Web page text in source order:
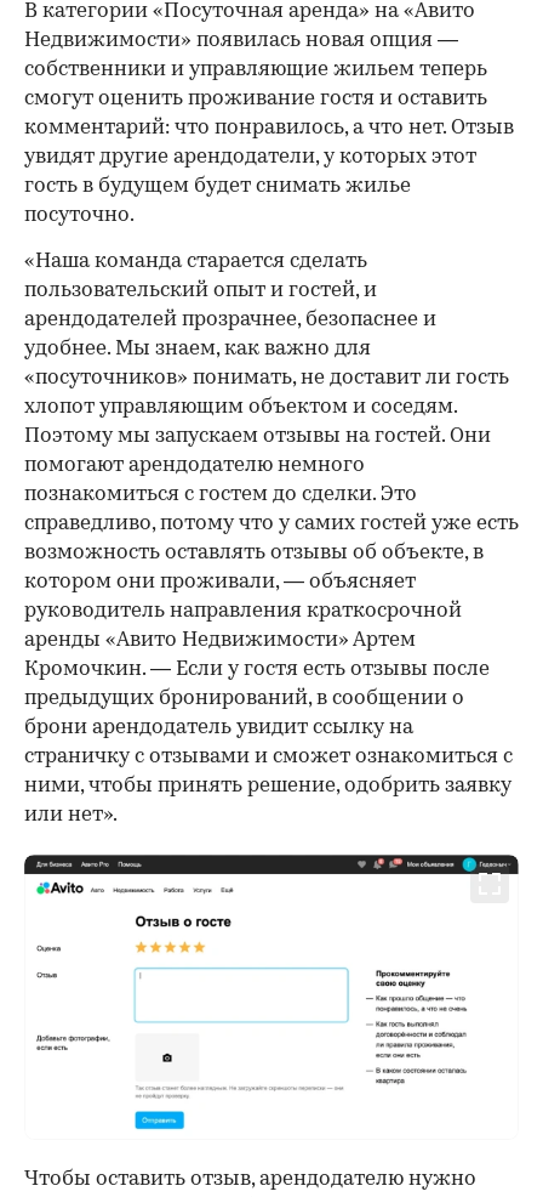
В категории «Посуточная аренда» на «Авито
Недвижимости» появилась новая опция —
собственники и управляющие жильем теперь
смогут оценить проживание гостя и оставить
комментарий: что понравилось, а что нет. Отзыв
увидят другие арендодатели, у которых этот
гость в будущем будет снимать жилье
посуточно.
«Наша команда старается сделать
пользовательский опыт и гостей, и
арендодателей прозрачнее, безопаснее и
удобнее. Мы знаем, как важно для
«посуточников» понимать, не доставит ли гость
хлопот управляющим объектом и соседям.
Поэтому мы запускаем отзывы на гостей. Они
помогают арендодателю немного
познакомиться с гостем до сделки. Это
справедливо, потому что у самих гостей уже есть
возможность оставлять отзывы об объекте, в
котором они проживали, — объясняет
руководитель направления краткосрочной
аренды «Авито Недвижимости» Артем
Кромочкин. — Если у гостя есть отзывы после
предыдущих бронирований, в сообщении о
брони арендодатель увидит ссылку на
страничку с отзывами и сможет ознакомиться с
ними, чтобы принять решение, одобрить заявку
или нет».
Чтобы оставить отзыв, арендодателю нужно